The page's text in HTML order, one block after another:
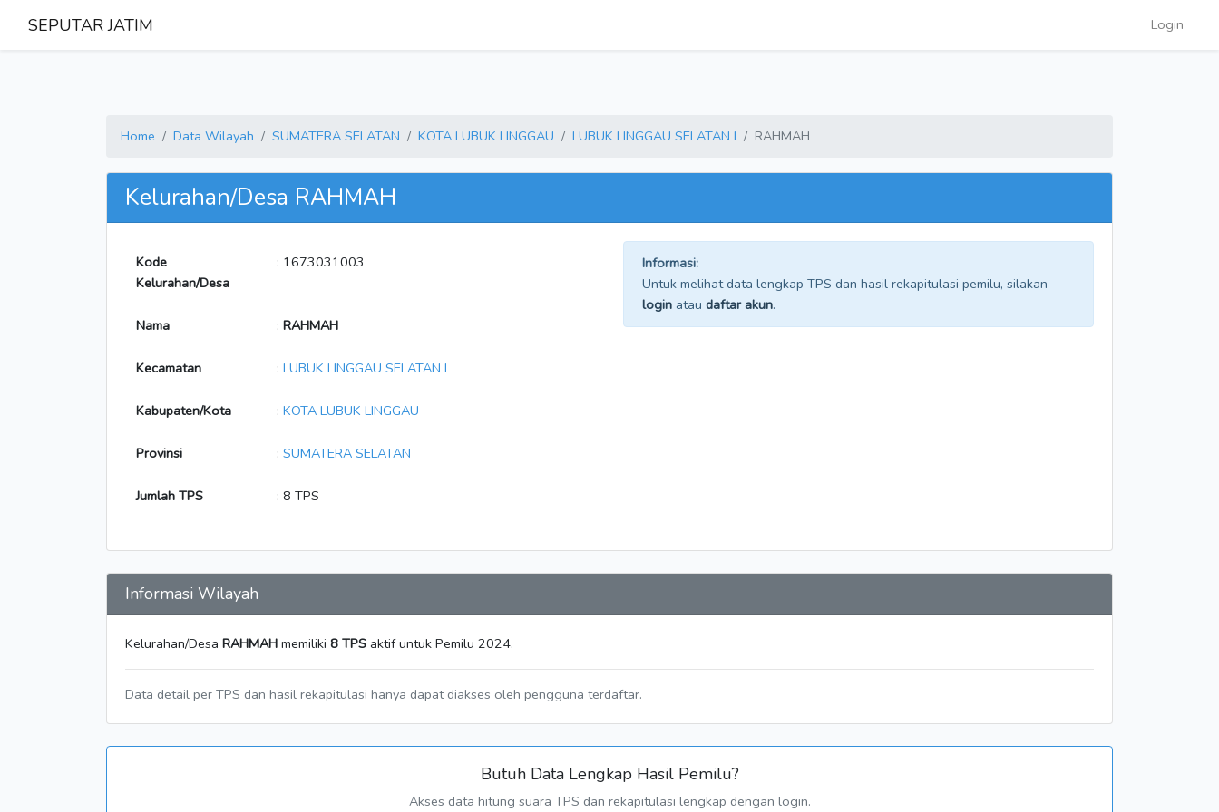
SEPUTAR JATIM Login
Home Data Wilayah SUMATERA SELATAN KOTA LUBUK LINGGAU LUBUK LINGGAU SELATAN I RAHMAH
Kelurahan/Desa RAHMAH
Kode
Kelurahan/Desa
: 1673031003
Nama : RAHMAH
Kecamatan : LUBUK LINGGAU SELATAN I
Kabupaten/Kota : KOTA LUBUK LINGGAU
Provinsi : SUMATERA SELATAN
Jumlah TPS : 8 TPS
Informasi:
Untuk melihat data lengkap TPS dan hasil rekapitulasi pemilu, silakan
login atau daftar akun.
Informasi Wilayah
Kelurahan/Desa RAHMAH memiliki 8 TPS aktif untuk Pemilu 2024.
Data detail per TPS dan hasil rekapitulasi hanya dapat diakses oleh pengguna terdaftar.
Butuh Data Lengkap Hasil Pemilu?
Akses data hitung suara TPS dan rekapitulasi lengkap dengan login.